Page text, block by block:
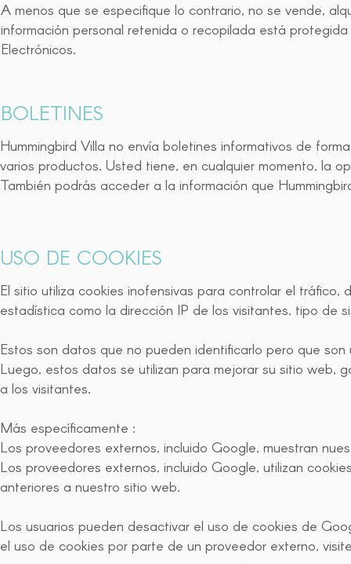
A menos que se especifique lo contrario, no se vende,
información personal retenida o recopilada está
Electrónicos.
BOLETINES
Hummingbird Villa no envía boletines informativos de
varios productos. Usted tiene, en cualquier momento, la
También podrás acceder a la información que
USO DE COOKIES
El sitio utiliza cookies inofensivas para controlar el
estadística como la dirección IP de los visitantes, tipo de
Estos son datos que no pueden identificarlo pero que
Luego, estos datos se utilizan para mejorar su sitio web,
a los visitantes.
Más específicamente :
Los proveedores externos, incluido Google, muestran
Los proveedores externos, incluido Google, utilizan
anteriores a nuestro sitio web.
Los usuarios pueden desactivar el uso de cookies de
el uso de cookies por parte de un proveedor externo,